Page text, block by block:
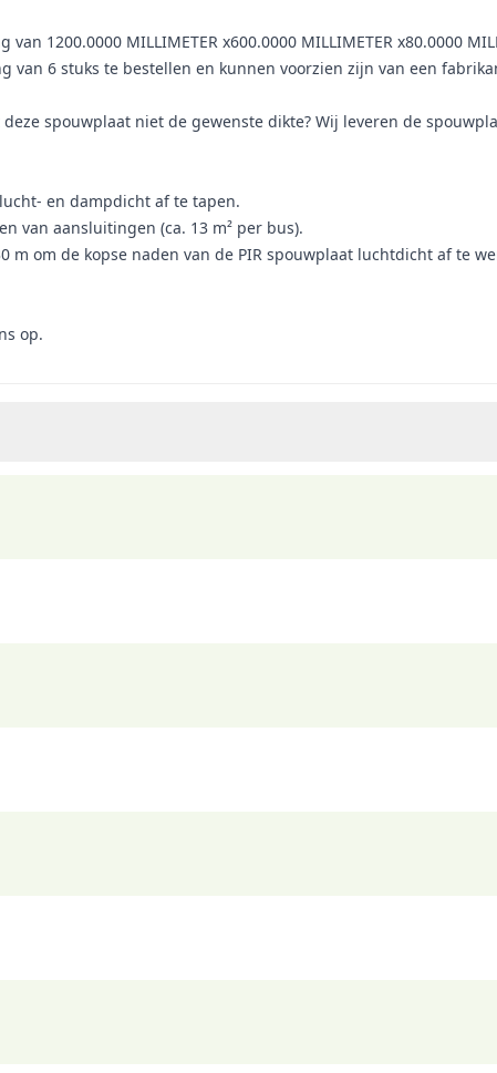
1200.0000 MILLIMETER x600.0000 MILLIMETER x80.0000
van 6 stuks te bestellen en kunnen voorzien zijn van een
spouwplaat niet de gewenste dikte? Wij leveren de
en dampdicht af te tapen.
van aansluitingen (ca. 13 m² per bus).
m om de kopse naden van de PIR spouwplaat luchtdicht af te
op.